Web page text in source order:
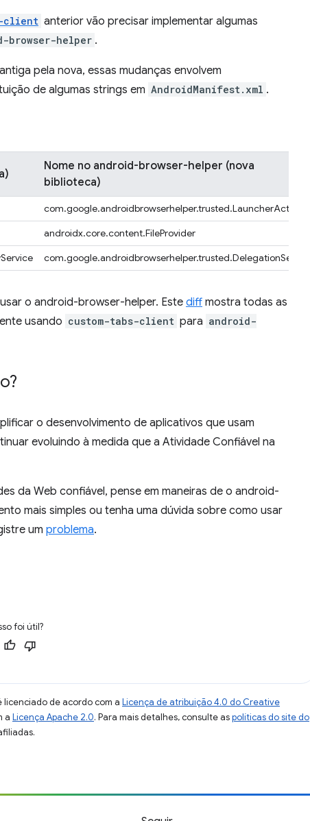
client anterior vão precisar implementar algumas
browser-helper .
pela nova, essas mudanças envolvem
de algumas strings em AndroidManifest.xml .
Nome no android-browser-helper (nova
biblioteca)
com.google.androidbrowserhelper.trusted.LauncherActivity
androidx.core.content.FileProvider
com.google.androidbrowserhelper.trusted.DelegationService
o android-browser-helper. Este diff mostra todas as
usando custom-tabs-client para android-
o desenvolvimento de aplicativos que usam
evoluindo à medida que a Atividade Confiável na
da Web confiável, pense em maneiras de o android-
mais simples ou tenha uma dúvida sobre como usar
um problema.
foi útil?
de acordo com a Licença de atribuição 4.0 do Creative
a Licença Apache 2.0. Para mais detalhes, consulte aspolíticas do site do